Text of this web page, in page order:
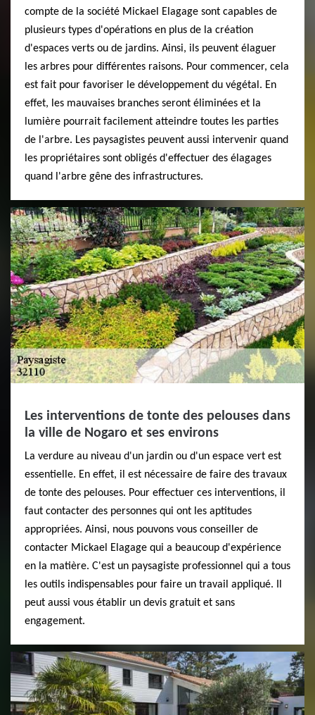
compte de la société Mickael Elagage sont capables de
plusieurs types d'opérations en plus de la création
d'espaces verts ou de jardins. Ainsi, ils peuvent élaguer
les arbres pour différentes raisons. Pour commencer, cela
est fait pour favoriser le développement du végétal. En
effet, les mauvaises branches seront éliminées et la
lumière pourrait facilement atteindre toutes les parties
de l'arbre. Les paysagistes peuvent aussi intervenir quand
les propriétaires sont obligés d'effectuer des élagages
quand l'arbre gêne des infrastructures.
Les interventions de tonte des pelouses dans
la ville de Nogaro et ses environs
La verdure au niveau d'un jardin ou d'un espace vert est
essentielle. En effet, il est nécessaire de faire des travaux
de tonte des pelouses. Pour effectuer ces interventions, il
faut contacter des personnes qui ont les aptitudes
appropriées. Ainsi, nous pouvons vous conseiller de
contacter Mickael Elagage qui a beaucoup d'expérience
en la matière. C'est un paysagiste professionnel qui a tous
les outils indispensables pour faire un travail appliqué. Il
peut aussi vous établir un devis gratuit et sans
engagement.